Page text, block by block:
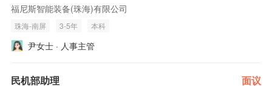
福尼斯智能装备(珠海)有限公司
珠海-南屏 3-5年 本科
尹女士 · 人事主管
民机部助理 面议